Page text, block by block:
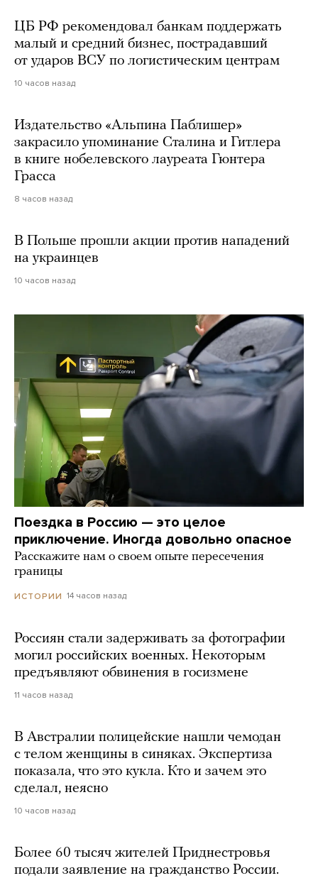
ЦБ РФ рекомендовал банкам поддержать
малый и средний бизнес, пострадавший
от ударов ВСУ по логистическим центрам
10 часов назад
Издательство «Альпина Паблишер»
закрасило упоминание Сталина и Гитлера
в книге нобелевского лауреата Гюнтера
Грасса
8 часов назад
В Польше прошли акции против нападений
на украинцев
10 часов назад
Поездка в Россию — это целое
приключение. Иногда довольно опасное
Расскажите нам о своем опыте пересечения
границы
ИСТОРИИ 14 часов назад
Россиян стали задерживать за фотографии
могил российских военных. Некоторым
предъявляют обвинения в госизмене
11 часов назад
В Австралии полицейские нашли чемодан
с телом женщины в синяках. Экспертиза
показала, что это кукла. Кто и зачем это
сделал, неясно
10 часов назад
Более 60 тысяч жителей Приднестровья
подали заявление на гражданство России.